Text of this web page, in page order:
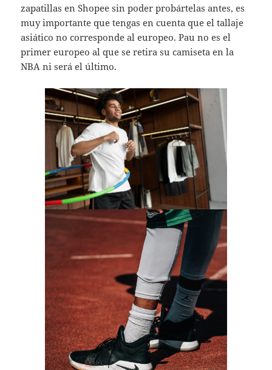
zapatillas en Shopee sin poder probártelas antes, es
muy importante que tengas en cuenta que el tallaje
asiático no corresponde al europeo. Pau no es el
primer europeo al que se retira su camiseta en la
NBA ni será el último.